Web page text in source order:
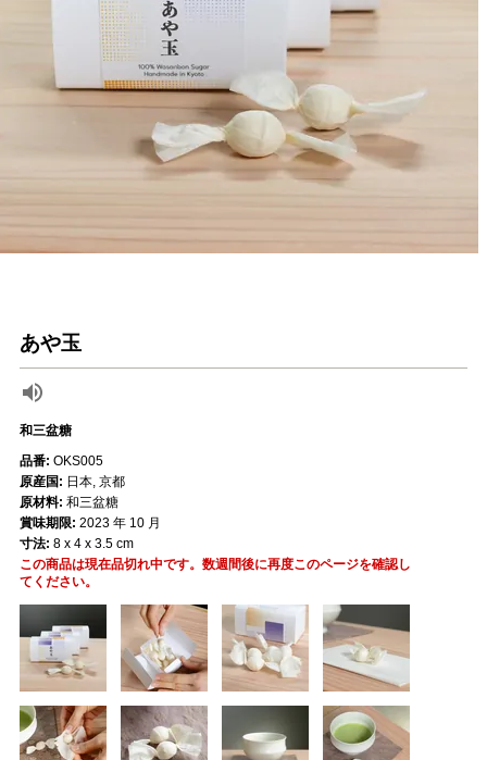
あや玉
和三盆糖
品番: OKS005
原産国: 日本, 京都
原材料: 和三盆糖
賞味期限: 2023 年 10 月
寸法: 8 x 4 x 3.5 cm
この商品は現在品切れ中です。数週間後に再度このページを確認し
てください。